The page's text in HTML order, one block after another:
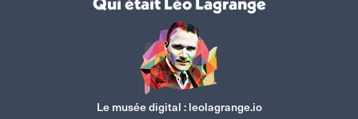
Le musée digital : leolagrange.io